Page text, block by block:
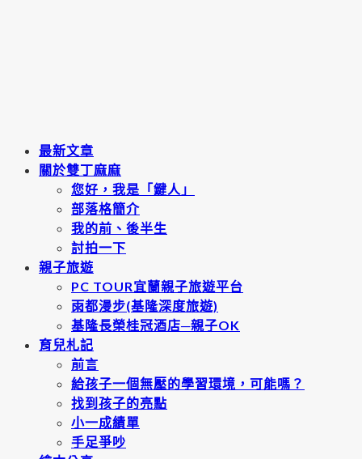
最新文章
關於雙丁麻麻
您好，我是「鍵人」
部落格簡介
我的前、後半生
討拍一下
親子旅遊
PC TOUR宜蘭親子旅遊平台
雨都漫步(基隆深度旅遊)
基隆長榮桂冠酒店─親子OK
育兒札記
前言
給孩子一個無壓的學習環境，可能嗎？
找到孩子的亮點
小一成績單
手足爭吵